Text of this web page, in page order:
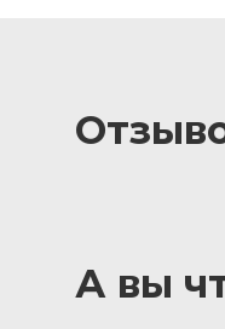
А вы